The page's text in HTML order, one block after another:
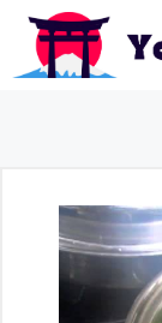
Saltar
contenido